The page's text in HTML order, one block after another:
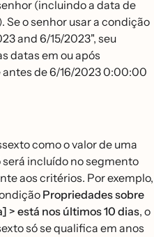
(incluindo a data de
Se o senhor usar a condição
and 6/15/2023", seu
datas em ou após
de 6/16/2023 0:00:00
como o valor de uma
incluído no segmento
aos critérios. Por exemplo,
Propriedades sobre
> está nos últimos 10 dias, o
só se qualifica em anos